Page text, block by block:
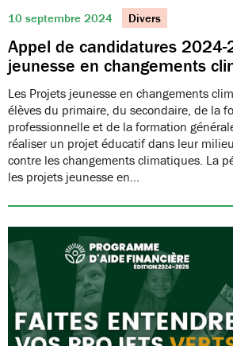
10 septembre 2024 Divers
Appel de candidatures
jeunesse en changements
Les Projets jeunesse en changements
élèves du primaire, du secondaire, de la
professionnelle et de la formation
réaliser un projet éducatif dans leur
contre les changements climatiques. La
les projets jeunesse en…